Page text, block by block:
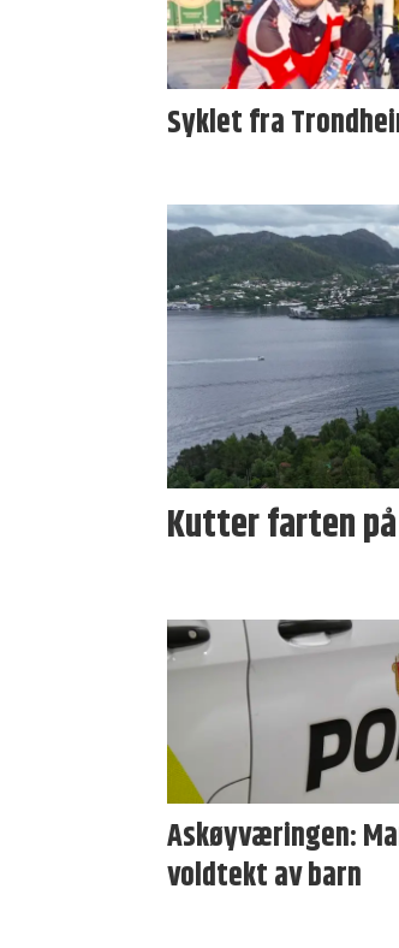
Syklet fra
Kutter farten
Askøyværingen:
voldtekt av barn